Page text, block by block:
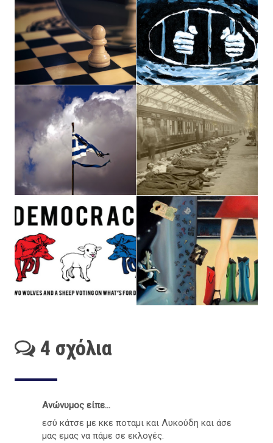
4 σχόλια
Ανώνυμος είπε...
εσύ κάτσε με κκε ποταμι και Λυκούδη και άσε
μας εμας να πάμε σε εκλογές.